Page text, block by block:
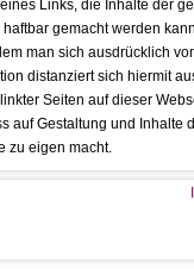
Links, die Inhalte der
gemacht werden
man sich ausdrücklich
distanziert sich hiermit
Seiten auf dieser
auf Gestaltung und Inhalte
zu eigen macht.